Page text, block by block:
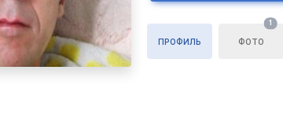
ПРОФИЛЬ ФОТО
1